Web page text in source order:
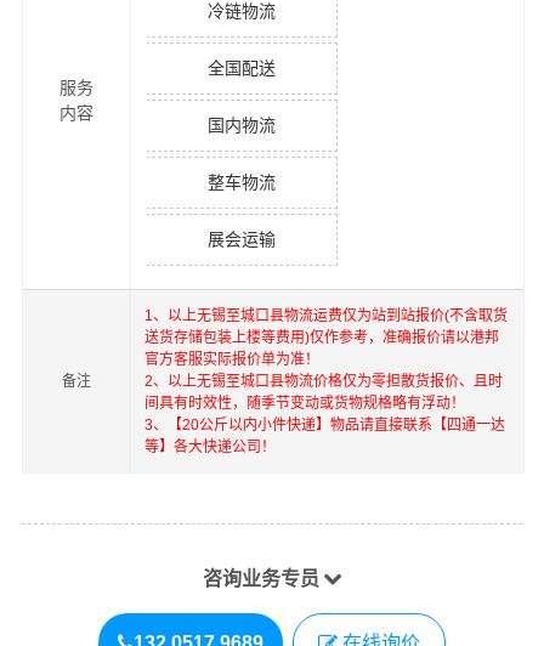
服务
内容
冷链物流
全国配送
国内物流
整车物流
展会运输
备注
1、以上无锡至城口县物流运费仅为站到站报价(不含取货
送货存储包装上楼等费用)仅作参考，准确报价请以港邦
官方客服实际报价单为准！
2、以上无锡至城口县物流价格仅为零担散货报价、且时
间具有时效性，随季节变动或货物规格略有浮动！
3、【20公斤以内小件快递】物品请直接联系【四通一达
等】各大快递公司！
咨询业务专员